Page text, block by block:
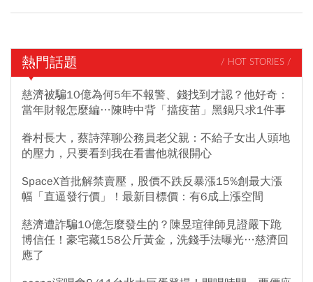
熱門話題 / HOT STORIES /
慈濟被騙10億為何5年不報警、錢找到才認？他好奇：
當年財報怎麼編…陳時中背「擋疫苗」黑鍋只求1件事
眷村長大，蔡詩萍聊公務員老父親：不給子女出人頭地
的壓力，只要看到我在看書他就很開心
SpaceX首批解禁賣壓，股價不跌反暴漲15%創最大漲
幅「直逼發行價」！最新目標價：有6成上漲空間
慈濟遭詐騙10億怎麼發生的？陳昱瑄律師見證嚴下跪
博信任！豪宅藏158公斤黃金，洗錢手法曝光…慈濟回
應了